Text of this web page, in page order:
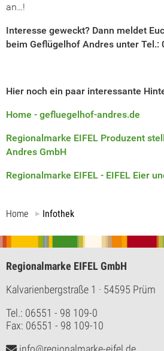
an…!
Interesse geweckt? Dann meldet
beim Geflügelhof Andres unter Tel.:
Hier noch ein paar interessante
Home - gefluegelhof-andres.de
Regionalmarke EIFEL Produzent
Andres GmbH
Regionalmarke EIFEL - EIFEL Eier
Home Infothek
Regionalmarke EIFEL GmbH
Kalvarienbergstraße 1 · 54595 Prüm
Tel.: 06551 - 98 109-0
Fax: 06551 - 98 109-10